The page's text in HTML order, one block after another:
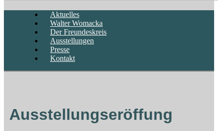
Aktuelles
Walter Womacka
Der Freundeskreis
Ausstellungen
Presse
Kontakt
Ausstellungseröffung